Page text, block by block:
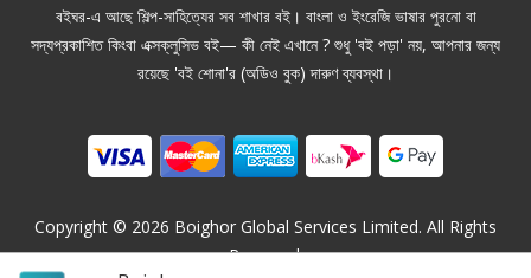
বইঘর-এ আছে শিল্প-সাহিত্যের সব শাখার বই। বাংলা ও ইংরেজি ভাষার পুরনো বা
সদ্যপ্রকাশিত কিংবা এক্সক্লুসিভ বই— কী নেই এখানে ? শুধু 'বই পড়া' নয়, আপনার জন্য
রয়েছে 'বই শোনা'র (অডিও বুক) দারুণ ব্যবস্থা।
Copyright © 2026 Boighor Global Services Limited. All Rights
Reserved.